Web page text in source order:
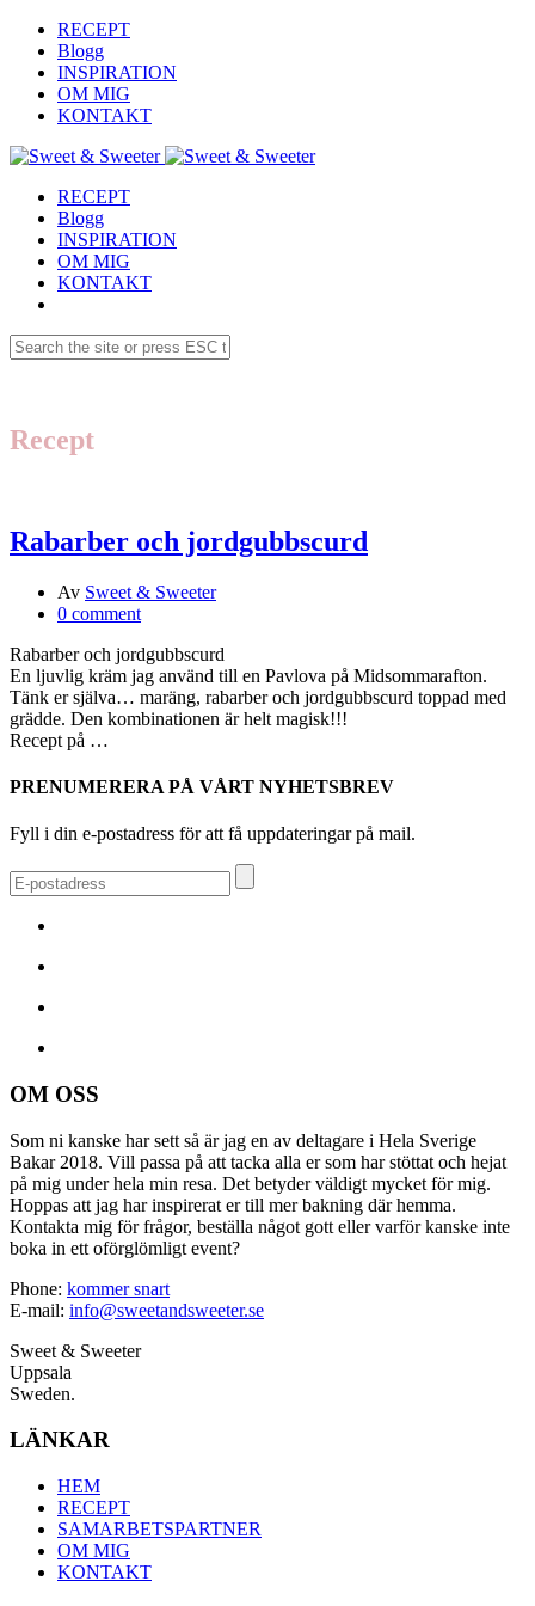
RECEPT
Blogg
INSPIRATION
OM MIG
KONTAKT
RECEPT
Blogg
INSPIRATION
OM MIG
KONTAKT
Recept
Rabarber och jordgubbscurd
Av Sweet & Sweeter
0 comment
Rabarber och jordgubbscurd
En ljuvlig kräm jag använd till en Pavlova på Midsommarafton.
Tänk er själva… maräng, rabarber och jordgubbscurd toppad med
grädde. Den kombinationen är helt magisk!!!
Recept på …
PRENUMERERA PÅ VÅRT NYHETSBREV
Fyll i din e-postadress för att få uppdateringar på mail.
OM OSS
Som ni kanske har sett så är jag en av deltagare i Hela Sverige
Bakar 2018. Vill passa på att tacka alla er som har stöttat och hejat
på mig under hela min resa. Det betyder väldigt mycket för mig.
Hoppas att jag har inspirerat er till mer bakning där hemma.
Kontakta mig för frågor, beställa något gott eller varför kanske inte
boka in ett oförglömligt event?
Phone: kommer snart
E-mail: info@sweetandsweeter.se
Sweet & Sweeter
Uppsala
Sweden.
LÄNKAR
HEM
RECEPT
SAMARBETSPARTNER
OM MIG
KONTAKT